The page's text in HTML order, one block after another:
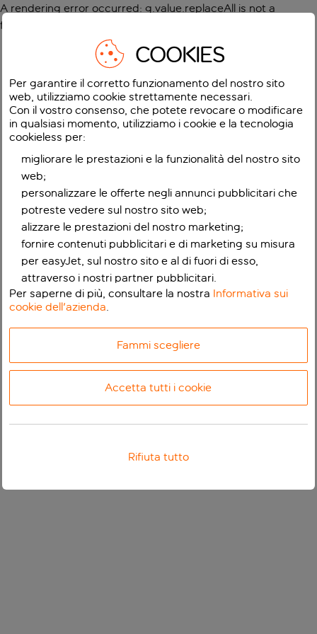
A rendering error occurred: g.value.replaceAll is not a
function
COOKIES
Per garantire il corretto funzionamento del nostro sito
web, utilizziamo cookie strettamente necessari.
Con il vostro consenso, che potete revocare o modificare
in qualsiasi momento, utilizziamo i cookie e la tecnologia
cookieless per:
migliorare le prestazioni e la funzionalità del nostro sito
web;
personalizzare le offerte negli annunci pubblicitari che
potreste vedere sul nostro sito web;
alizzare le prestazioni del nostro marketing;
fornire contenuti pubblicitari e di marketing su misura
per easyJet, sul nostro sito e al di fuori di esso,
attraverso i nostri partner pubblicitari.
Per saperne di più, consultare la nostra Informativa sui
cookie dell'azienda.
Fammi scegliere
Accetta tutti i cookie
Rifiuta tutto